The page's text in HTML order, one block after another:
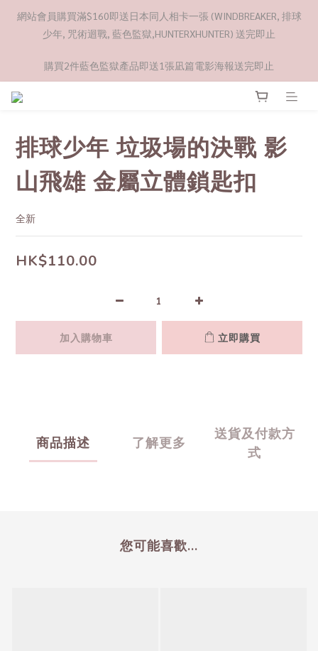
網站會員購買滿$160即送日本同人相卡一張 (WINDBREAKER, 排球
少年, 咒術迴戰, 藍色監獄,HUNTERXHUNTER) 送完即止
購買2件藍色監獄產品即送1張凪篇電影海報送完即止
排球少年 垃圾場的決戰 影
山飛雄 金屬立體鎖匙扣
全新
HK$110.00
加入購物車 立即購買
商品描述 了解更多
送貨及付款方
式
您可能喜歡...